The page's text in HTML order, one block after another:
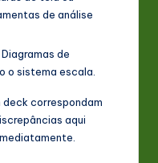
de análise
Diagramas de
o sistema escala.
deck correspondam
aqui